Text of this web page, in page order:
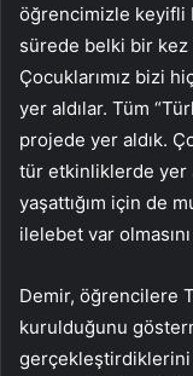
öğrencimizle keyifli
sürede belki bir kez
Çocuklarımız bizi
yer aldılar. Tüm
projede yer aldık.
tür etkinliklerde yer
yaşattığım için de
ilelebet var
Demir, öğrencilere
kurulduğunu
gerçekleştirdiklerini